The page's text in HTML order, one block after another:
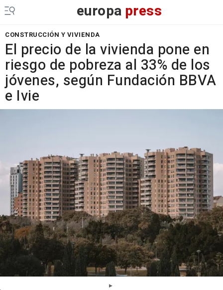
europa press
CONSTRUCCIÓN Y VIVIENDA
El precio de la vivienda pone en
riesgo de pobreza al 33% de los
jóvenes, según Fundación BBVA
e Ivie